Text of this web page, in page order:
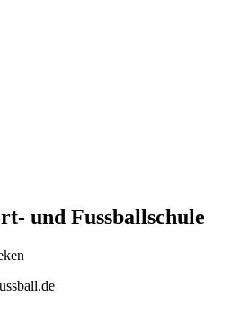
und Fussballschule